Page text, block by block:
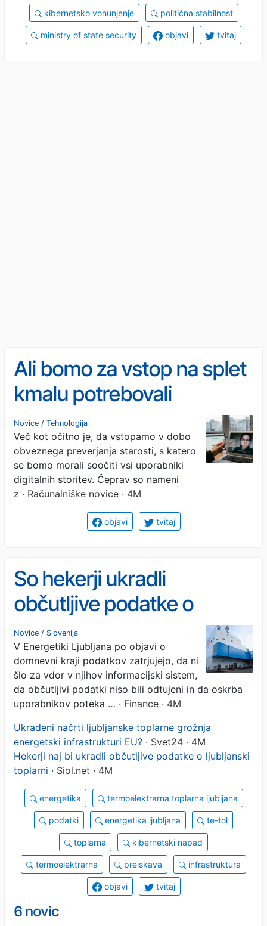
kibernetsko vohunjenje politična stabilnost
ministry of state security objavi tvitaj
Ali bomo za vstop na splet
kmalu potrebovali
biometrični ključ?
Novice / Tehnologija
Več kot očitno je, da vstopamo v dobo
obveznega preverjanja starosti, s katero
se bomo morali soočiti vsi uporabniki
digitalnih storitev. Čeprav so nameni
z · Računalniške novice · 4M
objavi tvitaj
So hekerji ukradli
občutljive podatke o
ljubljanski toplarni?
Novice / Slovenija
V Energetiki Ljubljana po objavi o
domnevni kraji podatkov zatrjujejo, da ni
šlo za vdor v njihov informacijski sistem,
da občutljivi podatki niso bili odtujeni in da oskrba
uporabnikov poteka … · Finance · 4M
Ukradeni načrti ljubljanske toplarne grožnja
energetski infrastrukturi EU? · Svet24 · 4M
Hekerji naj bi ukradli občutljive podatke o ljubljanski
toplarni · Siol.net · 4M
energetika termoelektrarna toplarna ljubljana
podatki energetika ljubljana te-tol
toplarna kibernetski napad
termoelektrarna preiskava infrastruktura
objavi tvitaj
6 novic